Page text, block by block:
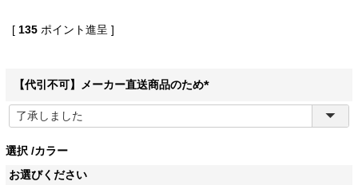
[ 135 ポイント進呈 ]
【代引不可】メーカー直送商品のため
(
選択
カラー
お選びください